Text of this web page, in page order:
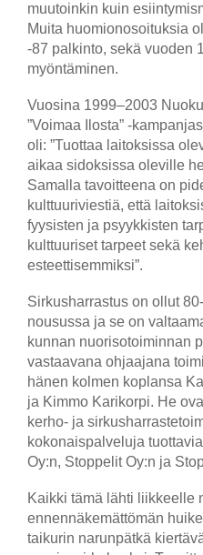
muutoinkin kuin
Muita huomionosoituksia
-87 palkinto, sekä vuoden
myöntäminen.
Vuosina 1999–2003
”Voimaa Ilosta” -
oli: ”Tuottaa laitoksissa
aikaa sidoksissa oleville
Samalla tavoitteena on
kulttuuriviestiä, että
fyysisten ja psyykkisten
kulttuuriset tarpeet sekä
esteettisemmiksi”.
Sirkusharrastus on ollut
nousussa ja se on
kunnan nuorisotoiminnan
vastaavana ohjaajana
hänen kolmen koplansa
ja Kimmo Karikorpi. He
kerho- ja
kokonaispalveluja
Oy:n, Stoppelit Oy:n ja
Kaikki tämä lähti liikkeelle
ennennäkemättömän
taikurin narunpätkä